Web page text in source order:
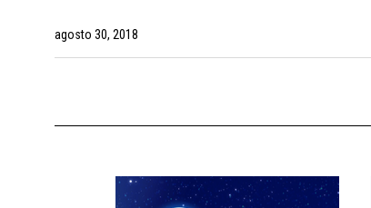
agosto 30, 2018